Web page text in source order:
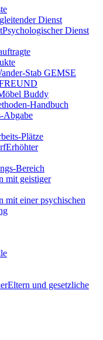
Dienst
Psychologischer Dienst
Stab GEMSE
Buddy
Handbuch
Abgabe
Plätze
Erhöhter
Bereich
mit geistiger
mit einer psychischen
Eltern und gesetzliche